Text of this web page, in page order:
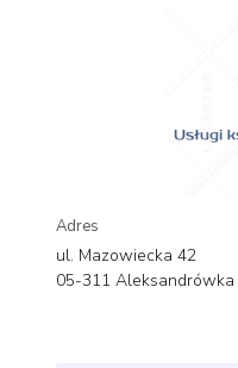
Adres
ul. Mazowiecka 42
05-311 Aleksandrówka